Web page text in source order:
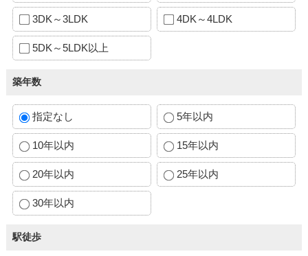
3DK～3LDK 4DK～4LDK
5DK～5LDK以上
築年数
指定なし 5年以内
10年以内 15年以内
20年以内 25年以内
30年以内
駅徒歩